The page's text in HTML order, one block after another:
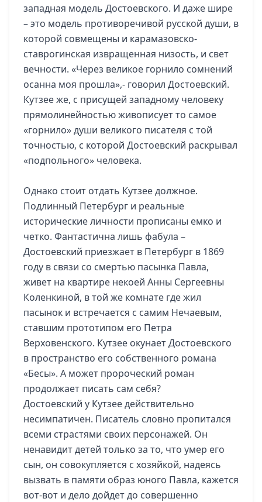
западная модель Достоевского. И даже шире
– это модель противоречивой русской души, в
которой совмещены и карамазовско-
ставрогинская извращенная низость, и свет
вечности. «Через великое горнило сомнений
осанна моя прошла»,- говорил Достоевский.
Кутзее же, с присущей западному человеку
прямолинейностью живописует то самое
«горнило» души великого писателя с той
точностью, с которой Достоевский раскрывал
«подпольного» человека.
Однако стоит отдать Кутзее должное.
Подлинный Петербург и реальные
исторические личности прописаны емко и
четко. Фантастична лишь фабула –
Достоевский приезжает в Петербург в 1869
году в связи со смертью пасынка Павла,
живет на квартире некоей Анны Сергеевны
Коленкиной, в той же комнате где жил
пасынок и встречается с самим Нечаевым,
ставшим прототипом его Петра
Верховенского. Кутзее окунает Достоевского
в пространство его собственного романа
«Бесы». А может пророческий роман
продолжает писать сам себя?
Достоевский у Кутзее действительно
несимпатичен. Писатель словно пропитался
всеми страстями своих персонажей. Он
ненавидит детей только за то, что умер его
сын, он совокупляется с хозяйкой, надеясь
вызвать в памяти образ юного Павла, кажется
вот-вот и дело дойдет до совершенно